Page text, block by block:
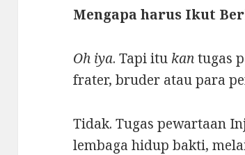
Mengapa harus Ikut
Oh iya. Tapi itu kantugas
frater, bruder atau para
Tidak. Tugas pewartaan
lembaga hidup bakti,